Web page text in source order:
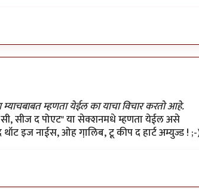
म्हणता येईल का याचा विचार करतो आहे.
सी, सीज द पोएट" या सेक्शनमधे म्हणता येईल असे
इज नाईस, ओह गा़लिब, टू कीप द हार्ट अम्युज्ड !